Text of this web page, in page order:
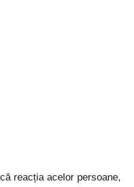
reacția acelor persoane,